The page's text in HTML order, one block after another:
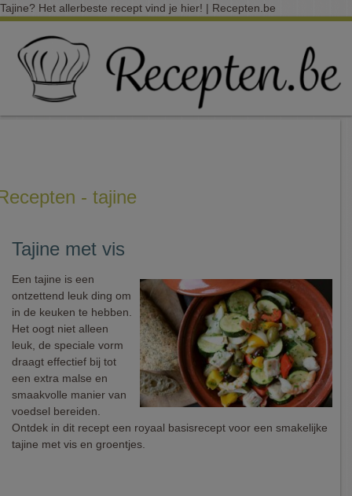
Tajine? Het allerbeste recept vind je hier! | Recepten.be
- tajine
Tajine met vis
Een tajine is een
ontzettend leuk ding om
in de keuken te hebben.
Het oogt niet alleen
leuk, de speciale vorm
draagt effectief bij tot
een extra malse en
smaakvolle manier van
voedsel bereiden.
Ontdek in dit recept een royaal basisrecept voor een smakelijke
tajine met vis en groentjes.